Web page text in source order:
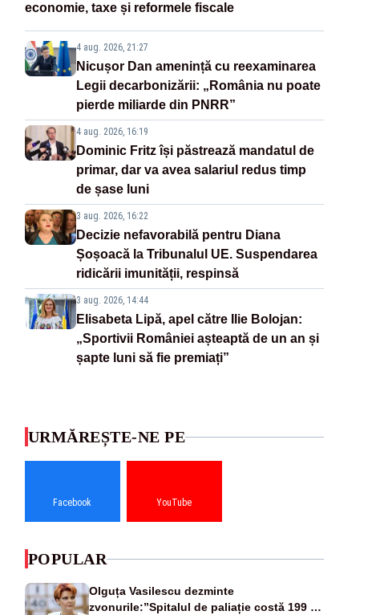
economie, taxe și reformele fiscale
4 aug. 2026, 21:27
Nicușor Dan amenință cu reexaminarea
Legii decarbonizării: „România nu poate
pierde miliarde din PNRR”
4 aug. 2026, 16:19
Dominic Fritz își păstrează mandatul de
primar, dar va avea salariul redus timp
de șase luni
3 aug. 2026, 16:22
Decizie nefavorabilă pentru Diana
Șoșoacă la Tribunalul UE. Suspendarea
ridicării imunității, respinsă
3 aug. 2026, 14:44
Elisabeta Lipă, apel către Ilie Bolojan:
„Sportivii României așteaptă de un an și
șapte luni să fie premiați”
URMĂREȘTE-NE PE
Facebook YouTube
POPULAR
Olguța Vasilescu dezminte
zvonurile:”Spitalul de paliație costă 199 de